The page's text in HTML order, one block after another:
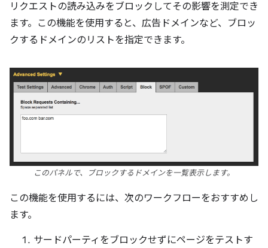
リクエストの読み込みをブロックしてその影響を測定でき
ます。この機能を使用すると、広告ドメインなど、ブロッ
クするドメインのリストを指定できます。
このパネルで、ブロックするドメインを一覧表示します。
この機能を使用するには、次のワークフローをおすすめし
ます。
サードパーティをブロックせずにページをテストす